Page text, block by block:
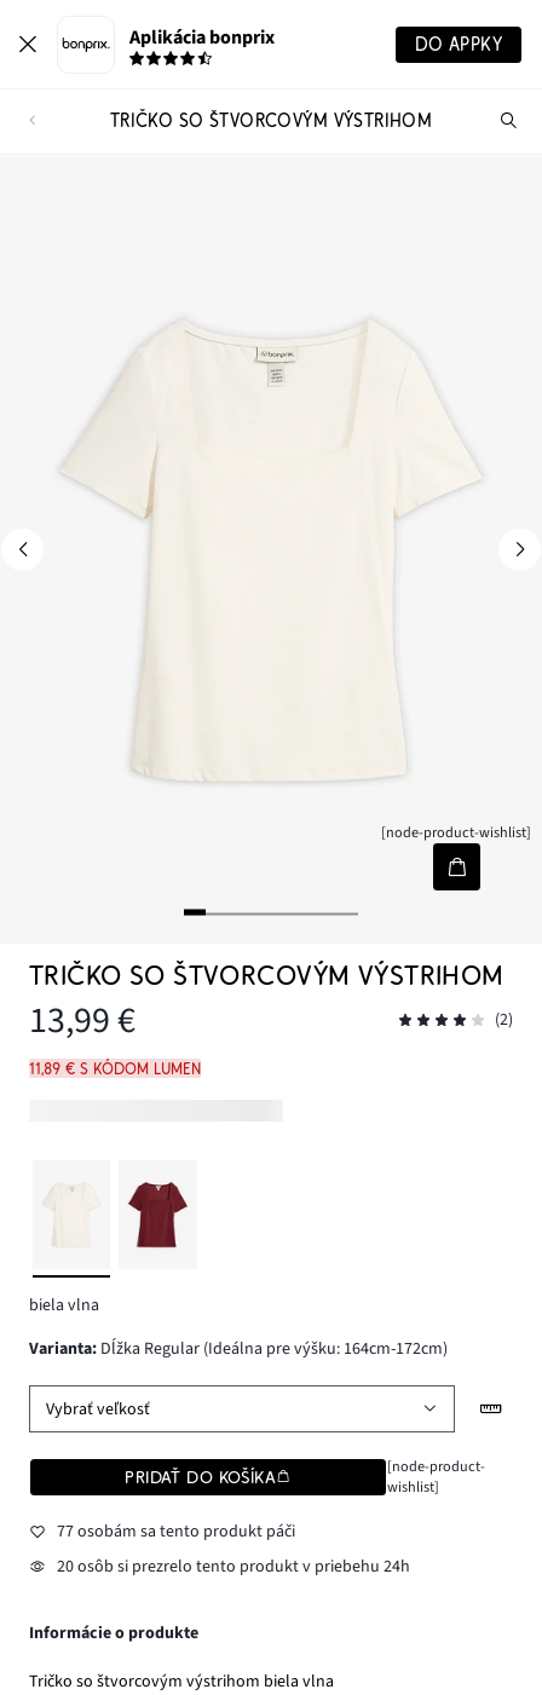
Aplikácia bonprix DO APPKY
TRIČKO SO ŠTVORCOVÝM VÝSTRIHOM
[node-product-wishlist]
TRIČKO SO ŠTVORCOVÝM VÝSTRIHOM
13,99 € (2)
11,89 € s kódom LUMEN
biela vlna
varianta: Dĺžka Regular (Ideálna pre výšku: 164cm-172cm)
Vybrať veľkosť
PRIDAŤ DO KOŠÍKA
[node-product-
wishlist]
77 osobám sa tento produkt páči
20 osôb si prezrelo tento produkt v priebehu 24h
Informácie o produkte
Tričko so štvorcovým výstrihom biela vlna